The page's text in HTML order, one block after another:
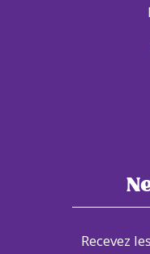
Recevez